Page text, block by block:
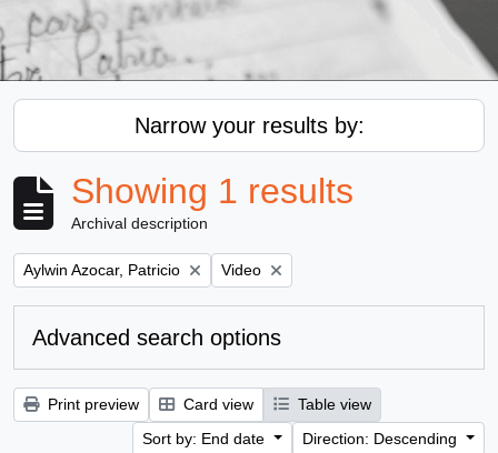
Narrow your results by:
Showing 1 results
Archival description
Remove filter:
Aylwin Azocar, Patricio Remove filter:
Video
Advanced search options
Print preview Card view
Table view
Sort by: End date
Direction: Descending